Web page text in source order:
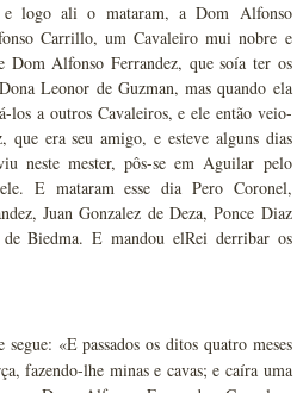
e logo ali o mataram, a Dom Alfonso
Carrillo, um Cavaleiro mui nobre e
Dom Alfonso Ferrandez, que soía ter os
Leonor de Guzman, mas quando ela
los a outros Cavaleiros, e ele então veio-
que era seu amigo, e esteve alguns dias
neste mester, pôs-se em Aguilar pelo
E mataram esse dia Pero Coronel,
Juan Gonzalez de Deza, Ponce Diaz
Biedma. E mandou elRei derribar os
«E passados os ditos quatro meses
fazendo-lhe minas e cavas; e caíra uma